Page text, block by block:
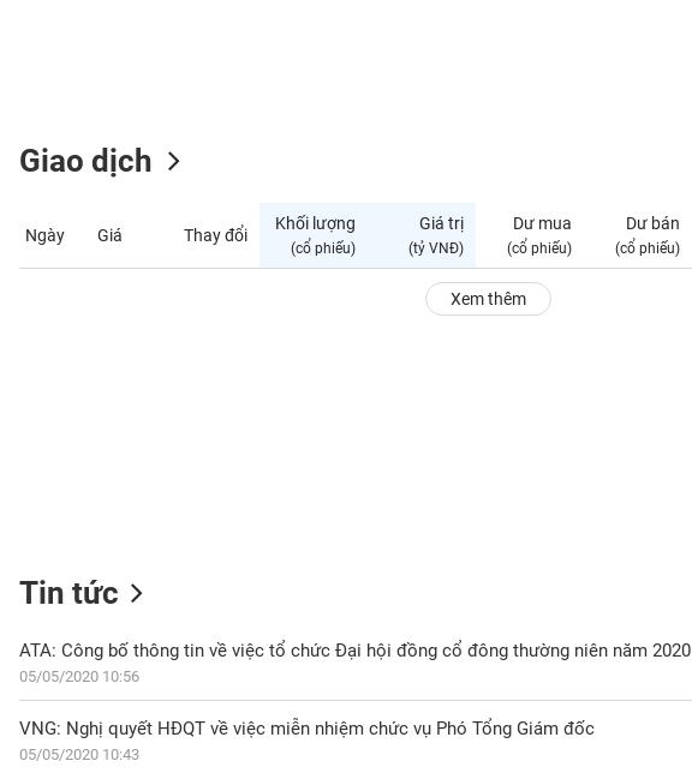
Giao dịch
Ngày Giá Thay đổi
Khối lượng
(cổ phiếu)
Giá trị
(tỷ VNĐ)
Dư mua
(cổ phiếu)
Dư bán
(cổ phiếu)
Xem thêm
Tin tức
05/05/2020 10:56
VNG: Nghị quyết HĐQT về việc miễn nhiệm chức vụ Phó Tổng Giám đốc
05/05/2020 10:43
CÁ
NHÂN
DOANH
NGHIỆP